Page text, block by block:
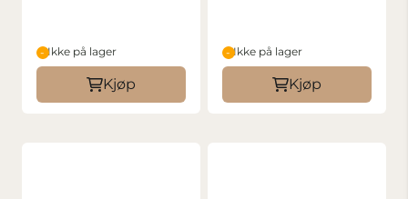
Ikke på lager
Kjøp
Ikke på lager
Kjøp